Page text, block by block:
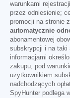
warunkami
przez odniesienie;
promocji na stronie
automatycznie
abonamentowej
subskrypcji i na taki
informacjami
zakupu, pod
użytkownikiem
nadchodzących
SpyHunter podlega